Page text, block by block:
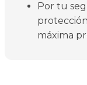
Por tu
máxima